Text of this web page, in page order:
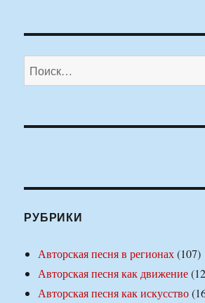
Искать:
РУБРИКИ
Авторская песня в регионах(107)
Авторская песня как движение
Авторская песня как искусство